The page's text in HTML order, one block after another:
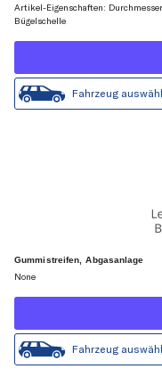
Artikel-Eigenschaften:
Bügelschelle
Fahrzeug
Gummistreifen, Abgasanlage
None
Fahrzeug